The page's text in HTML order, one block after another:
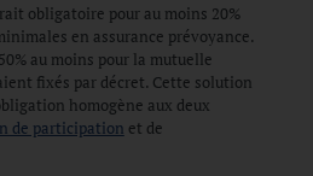
obligatoire pour au moins 20%
en assurance prévoyance.
au moins pour la mutuelle
fixés par décret. Cette solution
homogène aux deux
de participation et de